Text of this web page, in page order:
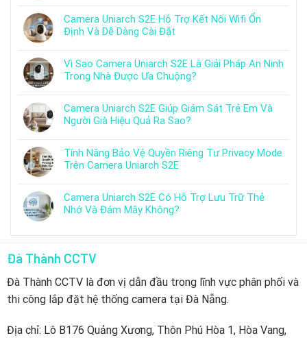
Camera Uniarch S2E Hỗ Trợ Kết Nối Wifi Ổn
Định Và Dễ Dàng Cài Đặt
Vì Sao Camera Uniarch S2E Là Giải Pháp An Ninh
Trong Nhà Được Ưa Chuộng?
Camera Uniarch S2E Giúp Giám Sát Trẻ Em Và
Người Già Hiệu Quả Ra Sao?
Tính Năng Bảo Vệ Quyền Riêng Tư Privacy Mode
Trên Camera Uniarch S2E
Camera Uniarch S2E Có Hỗ Trợ Lưu Trữ Thẻ
Nhớ Và Đám Mây Không?
Đà Thành CCTV
Đà Thành CCTV là đơn vị dẫn đầu trong lĩnh vực phân phối và
thi công lắp đặt hệ thống camera tại Đà Nẵng.
Địa chỉ: Lô B176 Quảng Xương, Thôn Phú Hòa 1, Hòa Vang,